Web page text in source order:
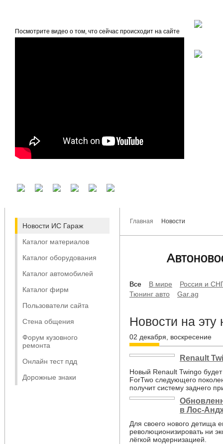
Посмотрите видео о том, что сейчас происходит на сайте
Новости ИС Гараж
Каталог материалов
Каталог оборудования
Каталог автомобилей
Каталог фирм
Пользователи сайта
Стена общения
Форум кузовного
ремонта
Онлайн тест пдд
Дорожные знаки
Главная Новости
Все В мире
Россия и
Тюнинг авто
Gar.ag
Новости на эту
02 декабря, воскресение
Renault
Новый Renault Twingo
ForTwo следующего
получит систему заднего
в Лос-
Для своего нового детища
революционизировать ни
лёгкой модернизацией.